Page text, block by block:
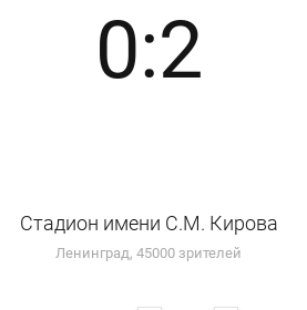
0:2
Стадион имени С.М. Кирова
Ленинград, 45000 зрителей